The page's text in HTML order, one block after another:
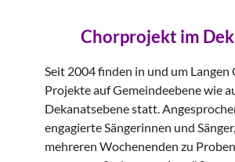
Chorprojekt im
Seit 2004 finden in und um Langen
Projekte auf Gemeindeebene wie
Dekanatsebene statt.
engagierte Sängerinnen und
mehreren Wochenenden zu Proben